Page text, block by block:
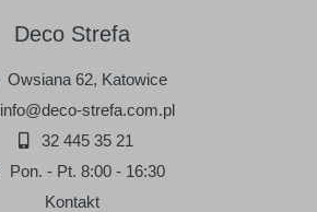
Deco Strefa
Owsiana 62, Katowice
info@deco-strefa.com.pl
32 445 35 21
Pon. - Pt. 8:00 - 16:30
Kontakt